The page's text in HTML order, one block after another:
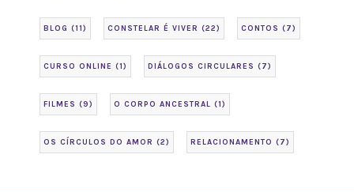
BLOG (11) CONSTELAR É VIVER (22) CONTOS (7)
CURSO ONLINE (1) DIÁLOGOS CIRCULARES (7)
FILMES (9) O CORPO ANCESTRAL (1)
OS CÍRCULOS DO AMOR (2) RELACIONAMENTO (7)